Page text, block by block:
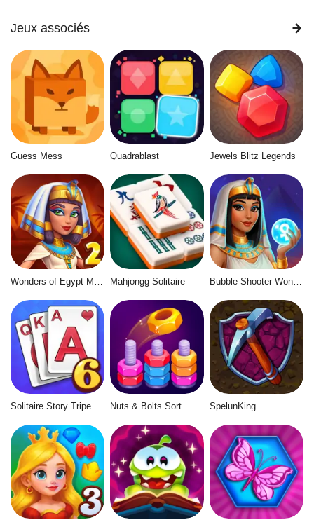
Jeux associés
Guess Mess Quadrablast Jewels Blitz Legends
Mahjongg Solitaire Bubble Shooter Wonders of Egypt
Nuts & Bolts Sort SpelunKing